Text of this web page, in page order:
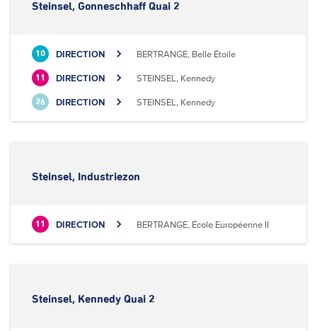
Steinsel, Gonneschhaff Quai 2
10 DIRECTION BERTRANGE, Belle Étoile
11 DIRECTION STEINSEL, Kennedy
26 DIRECTION STEINSEL, Kennedy
Steinsel, Industriezon
11 DIRECTION BERTRANGE, École Européenne II
Steinsel, Kennedy Quai 2